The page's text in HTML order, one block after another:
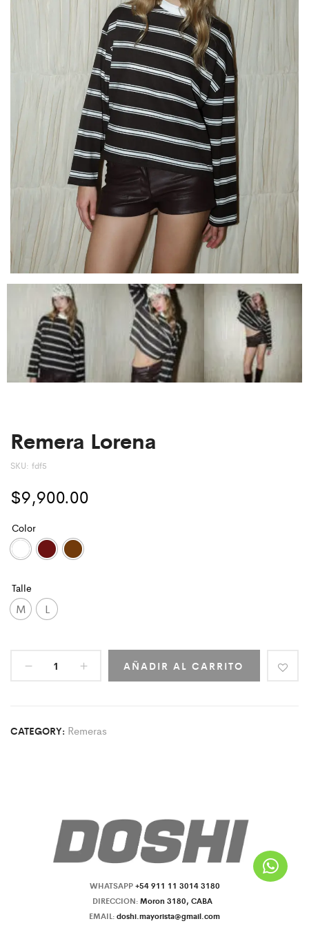
Remera Lorena
SKU: fdf5
$9,900.00
Color
Talle
M L
AÑADIR AL CARRITO
CATEGORY: Remeras
WHATSAPP+54 911 11 3014 3180
DIRECCION:Moron 3180, CABA
EMAIL:doshi.mayorista@gmail.com